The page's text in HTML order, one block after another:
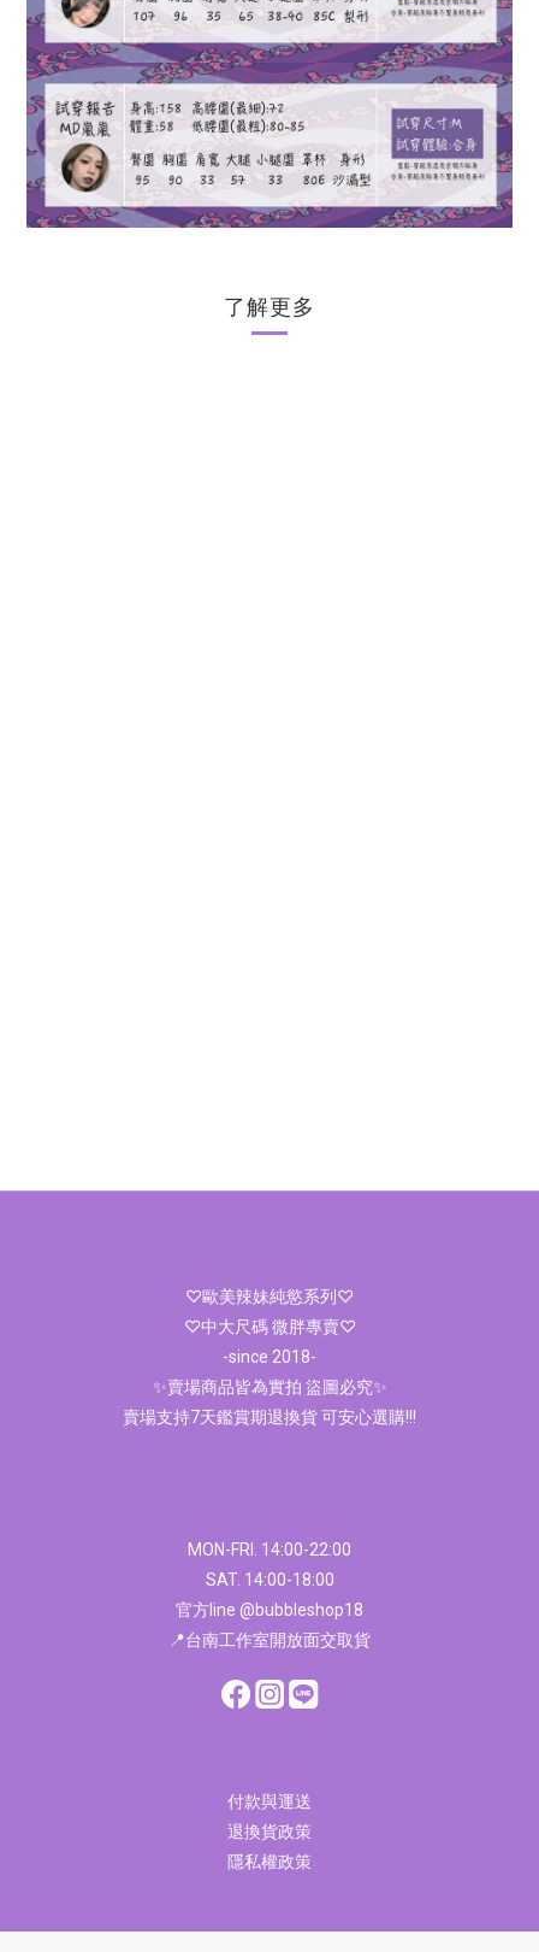
了解更多
♡歐美辣妹純慾系列♡
♡中大尺碼 微胖專賣♡
-since 2018-
✨賣場商品皆為實拍 盜圖必究✨
賣場支持7天鑑賞期退換貨 可安心選購!!!
MON-FRI. 14:00-22:00
SAT. 14:00-18:00
官方line @bubbleshop18
📍台南工作室開放面交取貨
付款與運送
退換貨政策
隱私權政策